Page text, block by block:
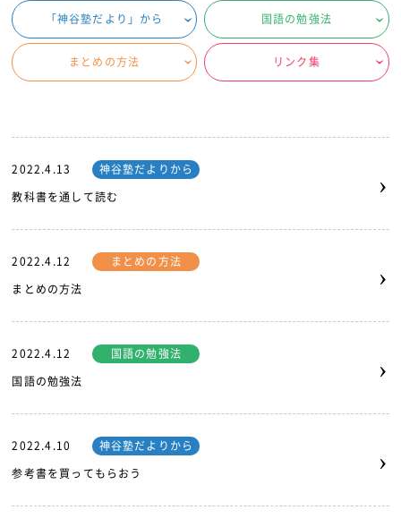
「神谷塾だより」から ‹ 国語の勉強法 ‹
まとめの方法 ‹ リンク集 ‹
2022.4.13
神谷塾だよりから
教科書を通して読む
›
2022.4.12
まとめの方法
まとめの方法
›
2022.4.12
国語の勉強法
国語の勉強法
›
2022.4.10
神谷塾だよりから
参考書を買ってもらおう
›